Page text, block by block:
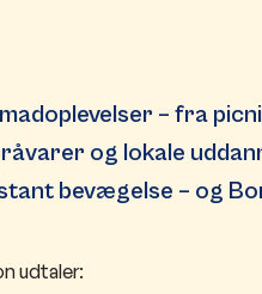
– fra
og lokale
bevægelse – og
udtaler: